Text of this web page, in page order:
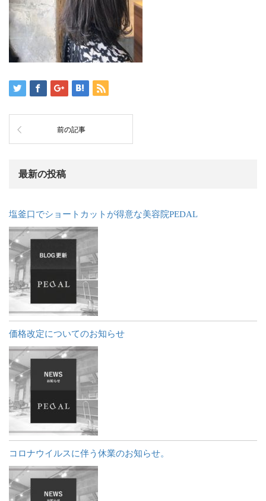
前の記事
最新の投稿
塩釜口でショートカットが得意な美容院PEDAL
価格改定についてのお知らせ
コロナウイルスに伴う休業のお知らせ。